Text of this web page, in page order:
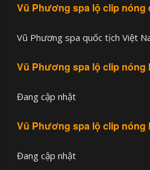
Vũ Phương spa lộ clip nóng
Vũ Phương spa quốc tịch Việt
Vũ Phương spa lộ clip
Đang cập nhật
Vũ Phương spa lộ clip nóng
Đang cập nhật